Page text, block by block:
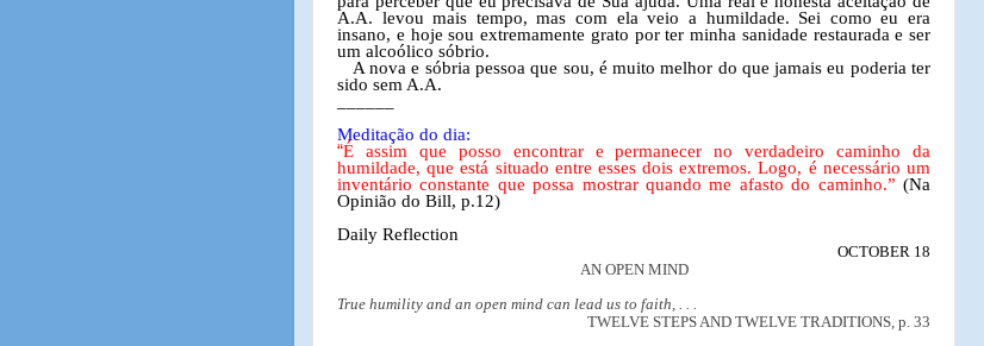
A.A. levou mais tempo, mas com ela veio a humildade. Sei como eu era
insano, e hoje sou extremamente grato por ter minha sanidade restaurada e ser
um alcoólico sóbrio.
A nova e sóbria pessoa que sou, é muito melhor do que jamais eu poderia ter
sido sem A.A.
Meditação do dia:
“É assim que posso encontrar e permanecer no verdadeiro caminho da
humildade, que está situado entre esses dois extremos. Logo, é necessário um
inventário constante que possa mostrar quando me afasto do caminho.” (Na
Opinião do Bill, p.12)
Daily Reflection
OCTOBER 18
AN OPEN MIND
True humility and an open mind can lead us to faith, . . .
TWELVE STEPS AND TWELVE TRADITIONS, p. 33